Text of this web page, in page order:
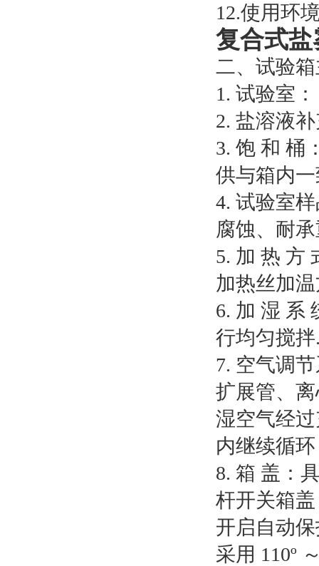
12.使用环
复合式
二、试验
1. 试验室
2. 盐溶液
3. 饱 和 桶
供与箱内
4. 试验室
腐蚀、耐
5. 加 热 方
加热丝加
6. 加 湿 系
行均匀搅
7. 空气调
扩展管、
湿空气经
内继续循
8. 箱 盖：
杆开关箱
开启自动
采用 110º